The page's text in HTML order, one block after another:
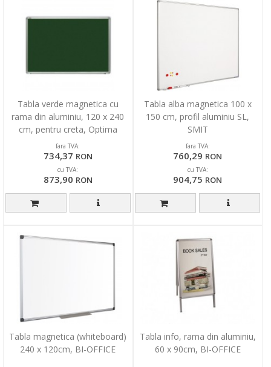
Tabla verde magnetica cu
rama din aluminiu, 120 x 240
cm, pentru creta, Optima
fara TVA:
734,37 RON
cu TVA:
873,90 RON
Tabla alba magnetica 100 x
150 cm, profil aluminiu SL,
SMIT
fara TVA:
760,29 RON
cu TVA:
904,75 RON
Tabla magnetica (whiteboard)
240 x 120cm, BI-OFFICE
Tabla info, rama din aluminiu,
60 x 90cm, BI-OFFICE